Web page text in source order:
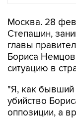
Москва. 28
Степашин,
главы
Бориса
ситуацию в
"Я, как
убийство
оппозиции, а